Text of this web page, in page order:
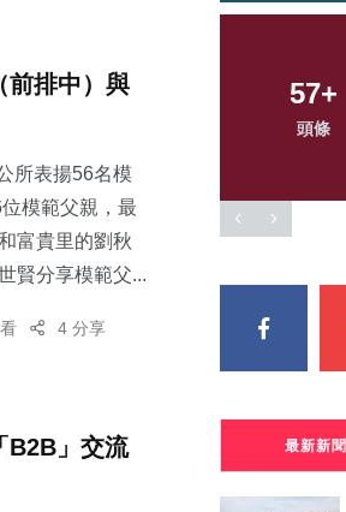
前排中）與
所表揚56名模
模範父親，最
富貴里的劉秋
賢分享模範父...
4 分享
」交流
450 39+
科技新知
最新新聞